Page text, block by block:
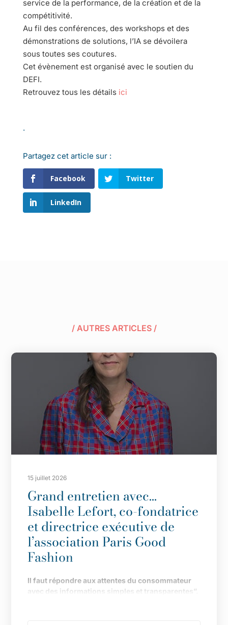
service de la performance, de la création et de la
compétitivité.
Au fil des conférences, des workshops et des
démonstrations de solutions, l’IA se dévoilera
sous toutes ses coutures.
Cet évènement est organisé avec le soutien du
DEFI.
Retrouvez tous les détails ici
.
Partagez cet article sur :
Facebook Twitter
LinkedIn
/ AUTRES ARTICLES /
15 juillet 2026
Grand entretien avec…
Isabelle Lefort, co-fondatrice
et directrice exécutive de
l’association Paris Good
Fashion
Il faut répondre aux attentes du consommateur
avec des informations simples et transparentes”.